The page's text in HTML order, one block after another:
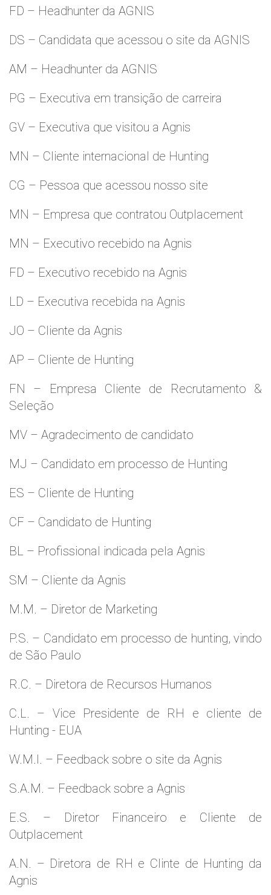
FD – Headhunter da AGNIS
DS – Candidata que acessou o site da AGNIS
AM – Headhunter da AGNIS
PG – Executiva em transição de carreira
GV – Executiva que visitou a Agnis
MN – Cliente internacional de Hunting
CG – Pessoa que acessou nosso site
MN – Empresa que contratou Outplacement
MN – Executivo recebido na Agnis
FD – Executivo recebido na Agnis
LD – Executiva recebida na Agnis
JO – Cliente da Agnis
AP – Cliente de Hunting
FN – Empresa Cliente de Recrutamento &
Seleção
MV – Agradecimento de candidato
MJ – Candidato em processo de Hunting
ES – Cliente de Hunting
CF – Candidato de Hunting
BL – Profissional indicada pela Agnis
SM – Cliente da Agnis
M.M. – Diretor de Marketing
P.S. – Candidato em processo de hunting, vindo
de São Paulo
R.C. – Diretora de Recursos Humanos
C.L. – Vice Presidente de RH e cliente de
Hunting - EUA
W.M.l. – Feedback sobre o site da Agnis
S.A.M. – Feedback sobre a Agnis
E.S. – Diretor Financeiro e Cliente de
Outplacement
A.N. – Diretora de RH e Clinte de Hunting da
Agnis